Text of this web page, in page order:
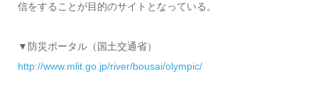
信をすることが目的のサイトとなっている。
▼防災ポータル（国土交通省）
http://www.mlit.go.jp/river/bousai/olympic/